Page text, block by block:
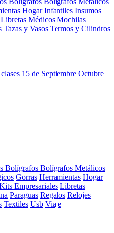
Bolígrafos Bolígrafos Metálicos
Hogar Infantiles Insumos
Libretas Médicos Mochilas
Tazas y Vasos Termos y Cilindros
15 de Septiembre Octubre
Bolígrafos Bolígrafos Metálicos
Gorras Herramientas Hogar
Kits Empresariales Libretas
Paraguas Regalos Relojes
Textiles Usb Viaje